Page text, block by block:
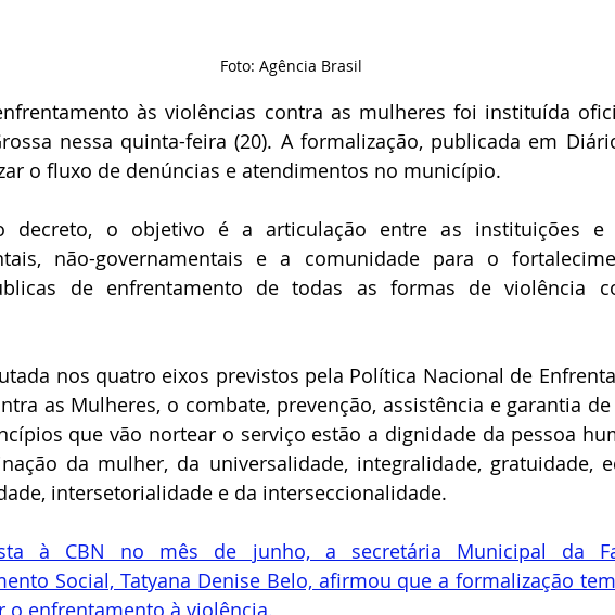
Foto: Agência Brasil
às violências contra as mulheres foi instituída
nessa quinta-feira (20). A formalização, publicada em
o fluxo de denúncias e atendimentos no município.
decreto, o objetivo é a articulação entre as instituições e
não-governamentais e a comunidade para o
de enfrentamento de todas as formas de violência
nos quatro eixos previstos pela Política Nacional de
as Mulheres, o combate, prevenção, assistência e garantia
que vão nortear o serviço estão a dignidade da pessoa
da mulher, da universalidade, integralidade, gratuidade,
intersetorialidade e da interseccionalidade.
à CBN no mês de junho, a secretária Municipal da
Social, Tatyana Denise Belo, afirmou que a formalização
o enfrentamento à violência.